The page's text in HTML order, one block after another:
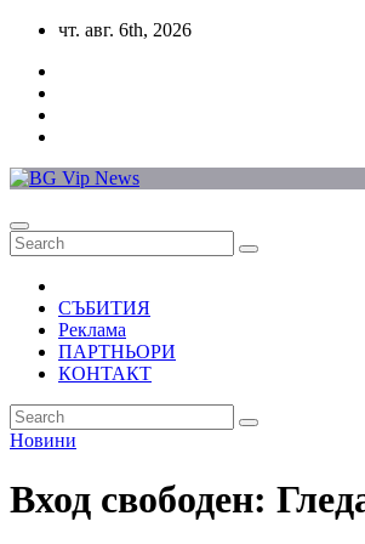
Skip
content
чт. авг. 6th, 2026
СЪБИТИЯ
Реклама
ПАРТНЬОРИ
КОНТАКТ
Новини
Вход свободен: